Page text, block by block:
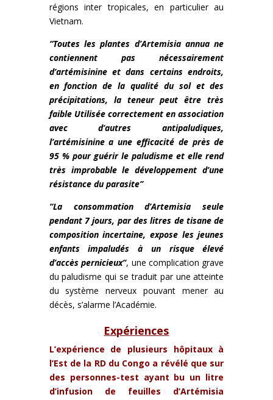
régions inter tropicales, en particulier au
Vietnam.
“Toutes les plantes d’Artemisia annua ne
contiennent pas nécessairement
d’artémisinine et dans certains endroits,
en fonction de la qualité du sol et des
précipitations, la teneur peut être très
faible Utilisée correctement en association
avec d’autres antipaludiques,
l’artémisinine a une efficacité de près de
95 % pour guérir le paludisme et elle rend
très improbable le développement d’une
résistance du parasite”
“La consommation d’Artemisia seule
pendant 7 jours, par des litres de tisane de
composition incertaine, expose les jeunes
enfants impaludés à un risque élevé
d’accès pernicieux”, une complication grave
du paludisme qui se traduit par une atteinte
du système nerveux pouvant mener au
décès, s’alarme l’Académie.
Expériences
L’expérience de plusieurs hôpitaux à
l’Est de la RD du Congo a révélé que sur
des personnes-test ayant bu un litre
d’infusion de feuilles d’Artémisia